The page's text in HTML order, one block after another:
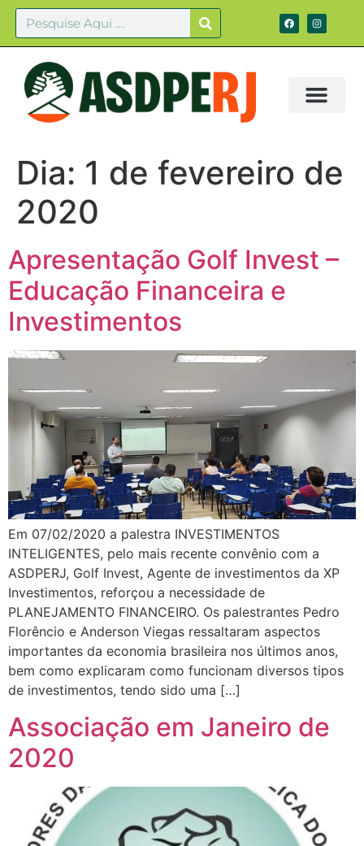
Dia: 1 de fevereiro de
2020
Apresentação Golf Invest –
Educação Financeira e
Investimentos
Em 07/02/2020 a palestra INVESTIMENTOS
INTELIGENTES, pelo mais recente convênio com a
ASDPERJ, Golf Invest, Agente de investimentos da XP
Investimentos, reforçou a necessidade de
PLANEJAMENTO FINANCEIRO. Os palestrantes Pedro
Florêncio e Anderson Viegas ressaltaram aspectos
importantes da economia brasileira nos últimos anos,
bem como explicaram como funcionam diversos tipos
de investimentos, tendo sido uma […]
Associação em Janeiro de
2020